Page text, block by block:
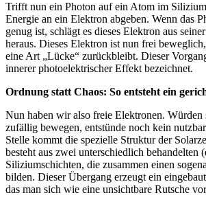
Trifft nun ein Photon auf ein Atom im
Energie an ein Elektron abgeben. Wenn das
genug ist, schlägt es dieses Elektron aus
heraus. Dieses Elektron ist nun frei
eine Art „Lücke“ zurückbleibt. Dieser
innerer photoelektrischer Effekt bezeichnet.
Ordnung statt Chaos: So entsteht ein
Nun haben wir also freie Elektronen. Würden
zufällig bewegen, entstünde noch kein
Stelle kommt die spezielle Struktur der
besteht aus zwei unterschiedlich behandelten
Siliziumschichten, die zusammen einen
bilden. Dieser Übergang erzeugt ein
das man sich wie eine unsichtbare Rutsche